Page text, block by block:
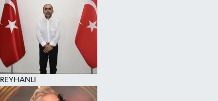
REYHANLI